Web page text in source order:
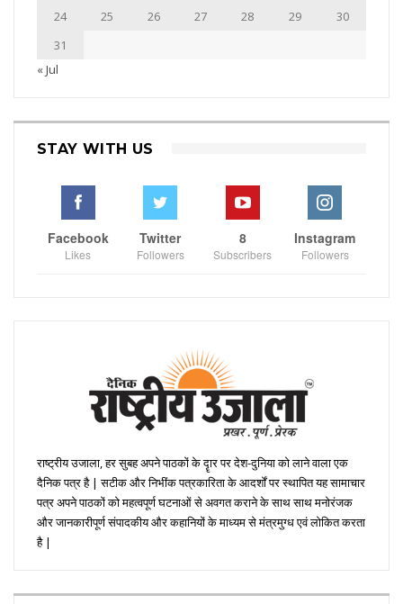
24
25 26 27 28 29
30
31
« Jul
STAY WITH US
Facebook
Likes
Twitter
Followers
8
Subscribers
Instagram
Followers
राष्ट्रीय उजाला, हर सुबह अपने पाठकों के दॄार पर देश-दुनिया को लाने वाला एक
दैनिक पत्र है | सटीक और निभींक पत्रकारिता के आदर्शों पर स्थापित यह सामाचार
पत्र अपने पाठकों को महत्वपूर्ण घटनाओं से अवगत कराने के साथ साथ मनोरंजक
और जानकारीपूर्ण संपादकीय और कहानियों के माध्यम से मंत्रमुग्ध एवं लोकित करता
है |